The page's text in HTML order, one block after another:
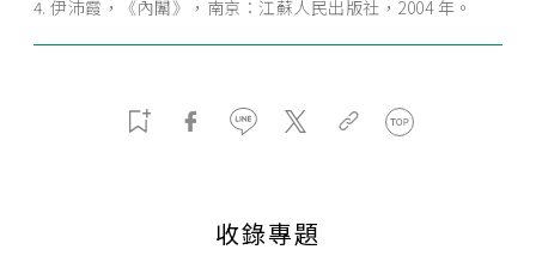
伊沛霞，《內闈》，南京：江蘇人民出版社，2004 年。
收錄專題